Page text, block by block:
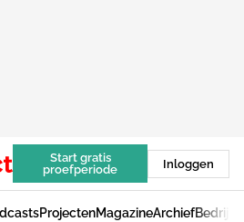
Start gratis
proefperiode
Inloggen
ProjectenMagazineArchief